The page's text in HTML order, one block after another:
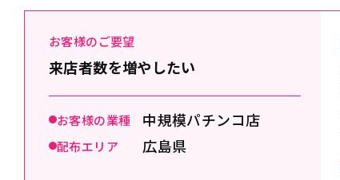
お客様のご要望
来店者数を増やしたい
お客様の業種 中規模パチンコ店
配布エリア 広島県